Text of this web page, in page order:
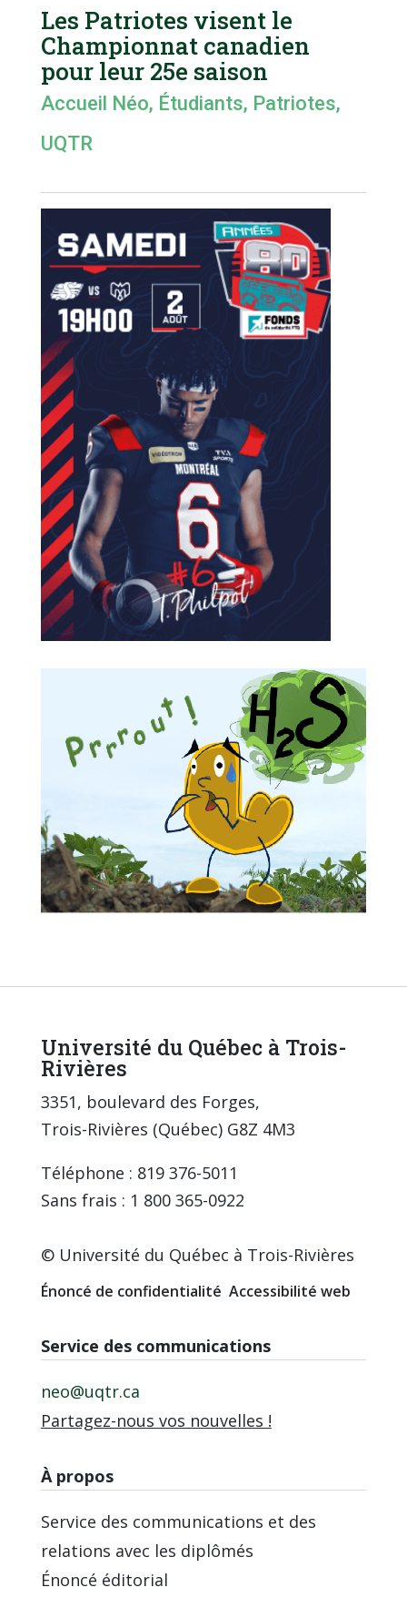
Les Patriotes visent le
Championnat canadien
pour leur 25e saison
Accueil Néo, Étudiants, Patriotes,
UQTR
Université du Québec à Trois-
Rivières
3351, boulevard des Forges,
Trois-Rivières (Québec) G8Z 4M3
Téléphone : 819 376-5011
Sans frais : 1 800 365-0922
© Université du Québec à Trois-Rivières
Énoncé de confidentialité Accessibilité web
Service des communications
neo@uqtr.ca
Partagez-nous vos nouvelles !
À propos
Service des communications et des
relations avec les diplômés
Énoncé éditorial